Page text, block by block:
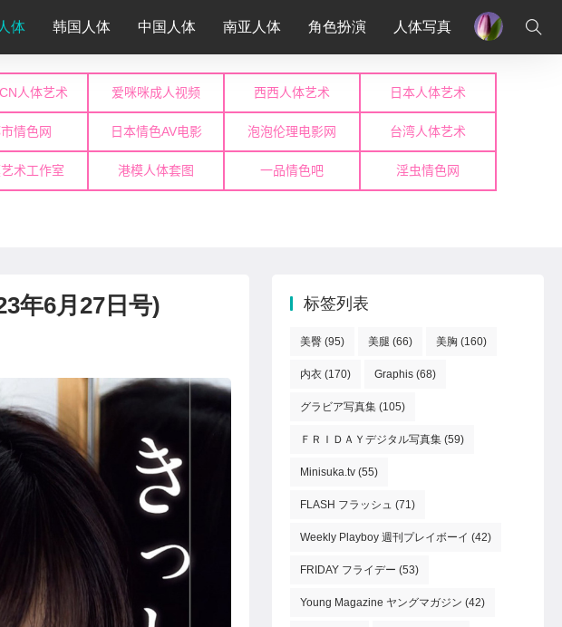
体 韩国人体 中国人体 南亚人体 角色扮演 人体写真
年6月27日号) 标签列表
美臀 (95) 美腿 (66) 美胸 (160)
内衣 (170) Graphis (68)
グラビア写真集 (105)
ＦＲＩＤＡＹデジタル写真集 (59)
Minisuka.tv (55)
FLASH フラッシュ (71)
Weekly Playboy 週刊プレイボーイ (42)
FRIDAY フライデー (53)
Young Magazine ヤングマガジン (42)